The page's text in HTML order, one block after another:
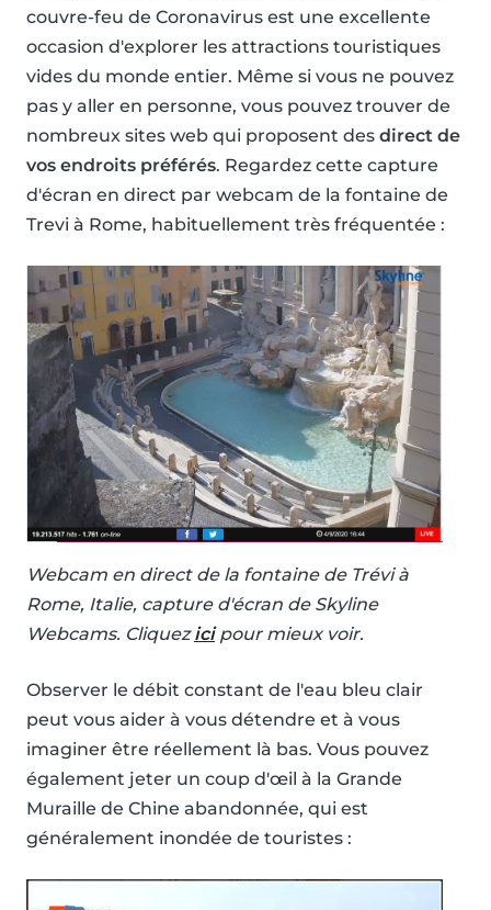
couvre-feu de Coronavirus est une excellente
occasion d'explorer les attractions touristiques
vides du monde entier. Même si vous ne pouvez
pas y aller en personne, vous pouvez trouver de
nombreux sites web qui proposent des direct de
vos endroits préférés. Regardez cette capture
d'écran en direct par webcam de la fontaine de
Trevi à Rome, habituellement très fréquentée :
Webcam en direct de la fontaine de Trévi à
Rome, Italie, capture d'écran de Skyline
Webcams. Cliquezicipour mieux voir.
Observer le débit constant de l'eau bleu clair
peut vous aider à vous détendre et à vous
imaginer être réellement là bas. Vous pouvez
également jeter un coup d'œil à la Grande
Muraille de Chine abandonnée, qui est
généralement inondée de touristes :